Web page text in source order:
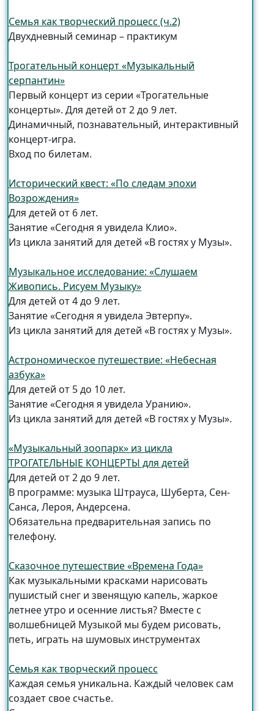
Семья как творческий процесс (ч.2)
Двухдневный семинар – практикум
Трогательный концерт «Музыкальный
серпантин»
Первый концерт из серии «Трогательные
концерты». Для детей от 2 до 9 лет.
Динамичный, познавательный, интерактивный
концерт-игра.
Вход по билетам.
Исторический квест: «По следам эпохи
Возрождения»
Для детей от 6 лет.
Занятие «Сегодня я увидела Клио».
Из цикла занятий для детей «В гостях у Музы».
Музыкальное исследование: «Слушаем
Живопись. Рисуем Музыку»
Для детей от 4 до 9 лет.
Занятие «Сегодня я увидела Эвтерпу».
Из цикла занятий для детей «В гостях у Музы».
Астрономическое путешествие: «Небесная
азбука»
Для детей от 5 до 10 лет.
Занятие «Сегодня я увидела Уранию».
Из цикла занятий для детей «В гостях у Музы».
«Музыкальный зоопарк» из цикла
ТРОГАТЕЛЬНЫЕ КОНЦЕРТЫ для детей
Для детей от 2 до 9 лет.
В программе: музыка Штрауса, Шуберта, Сен-
Санса, Лероя, Андерсена.
Обязательна предварительная запись по
телефону.
Сказочное путешествие «Времена Года»
Как музыкальными красками нарисовать
пушистый снег и звенящую капель, жаркое
летнее утро и осенние листья? Вместе с
волшебницей Музыкой мы будем рисовать,
петь, играть на шумовых инструментах
Семья как творческий процесс
Каждая семья уникальна. Каждый человек сам
создает свое счастье.